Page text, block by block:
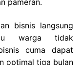
pameran.
bisnis langsung
warga tidak
cuma dapat
optimal tiga bulan